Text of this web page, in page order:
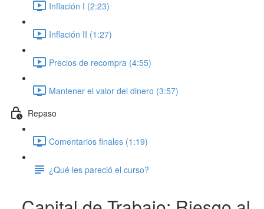
Inflación I (2:23)
Inflación II (1:27)
Precios de recompra (4:55)
Mantener el valor del dinero (3:57)
Repaso
Comentarios finales (1:19)
¿Qué les pareció el curso?